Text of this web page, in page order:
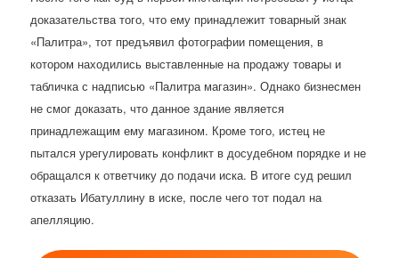
доказательства того, что ему принадлежит товарный знак
«Палитра», тот предъявил фотографии помещения, в
котором находились выставленные на продажу товары и
табличка с надписью «Палитра магазин». Однако бизнесмен
не смог доказать, что данное здание является
принадлежащим ему магазином. Кроме того, истец не
пытался урегулировать конфликт в досудебном порядке и не
обращался к ответчику до подачи иска. В итоге суд решил
отказать Ибатуллину в иске, после чего тот подал на
апелляцию.